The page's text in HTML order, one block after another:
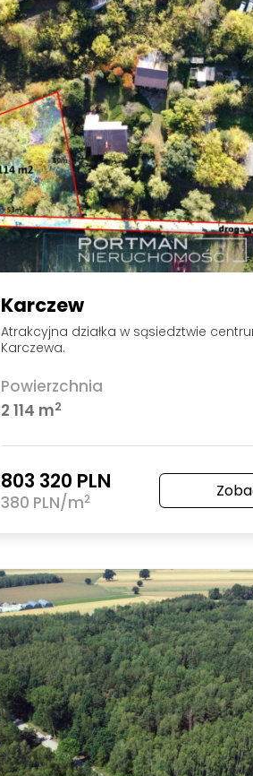
Karczew
Atrakcyjna działka w sąsiedztwie
Karczewa.
Powierzchnia
2 114 m2
803 320 PLN
380 PLN/m2